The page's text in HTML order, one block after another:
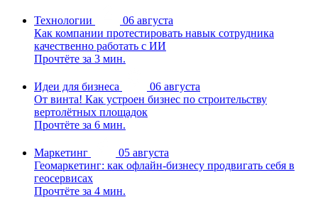
Технологии
06 августа
Как компании протестировать навык сотрудника
качественно работать с ИИ
Прочтёте за 3 мин.
Идеи для бизнеса
06 августа
От винта! Как устроен бизнес по строительству
вертолётных площадок
Прочтёте за 6 мин.
Маркетинг
05 августа
Геомаркетинг: как офлайн-бизнесу продвигать себя в
геосервисах
Прочтёте за 4 мин.